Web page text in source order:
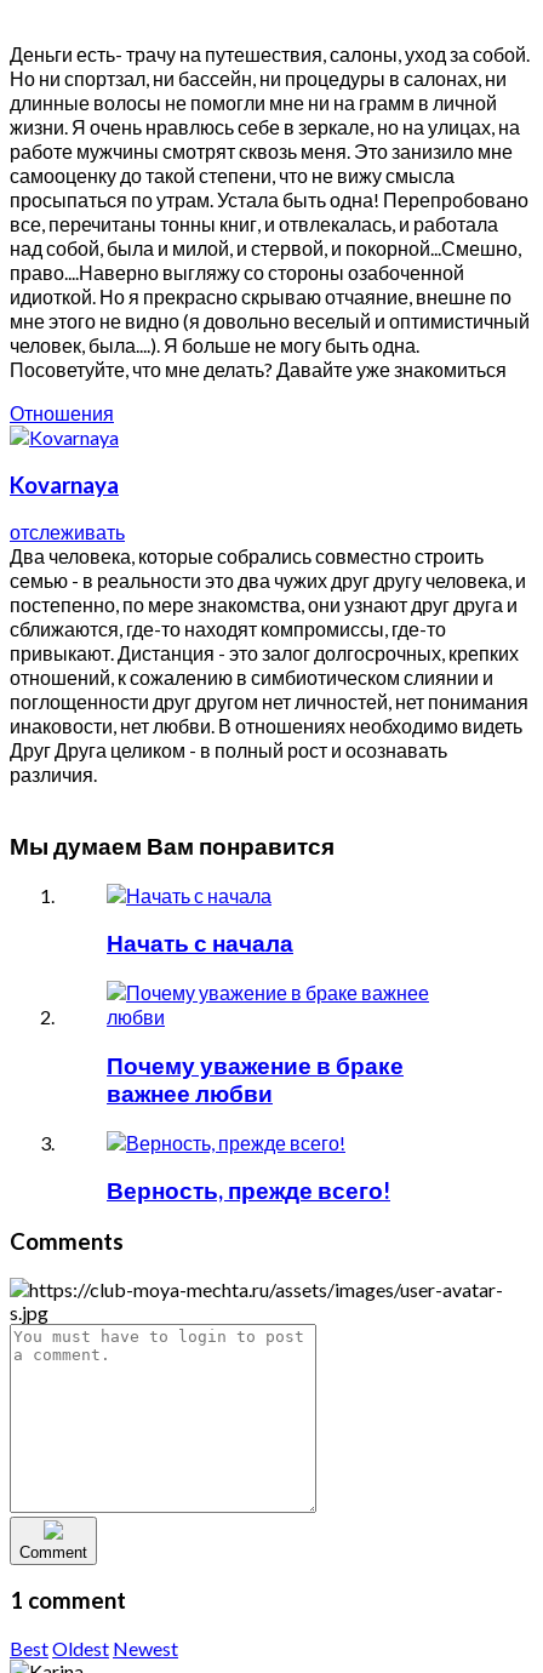
Деньги есть- трачу на путешествия, салоны, уход за собой.
Но ни спортзал, ни бассейн, ни процедуры в салонах, ни
длинные волосы не помогли мне ни на грамм в личной
жизни. Я очень нравлюсь себе в зеркале, но на улицах, на
работе мужчины смотрят сквозь меня. Это занизило мне
самооценку до такой степени, что не вижу смысла
просыпаться по утрам. Устала быть одна! Перепробовано
все, перечитаны тонны книг, и отвлекалась, и работала
над собой, была и милой, и стервой, и покорной...Смешно,
право....Наверно выгляжу со стороны озабоченной
идиоткой. Но я прекрасно скрываю отчаяние, внешне по
мне этого не видно (я довольно веселый и оптимистичный
человек, была....). Я больше не могу быть одна.
Посоветуйте, что мне делать? Давайте уже знакомиться
Отношения
Kovarnaya
отслеживать
Два человека, которые собрались совместно строить
семью - в реальности это два чужих друг другу человека, и
постепенно, по мере знакомства, они узнают друг друга и
сближаются, где-то находят компромиссы, где-то
привыкают. Дистанция - это залог долгосрочных, крепких
отношений, к сожалению в симбиотическом слиянии и
поглощенности друг другом нет личностей, нет понимания
инаковости, нет любви. В отношениях необходимо видеть
Друг Друга целиком - в полный рост и осознавать
различия.
Мы думаем Вам понравится
Начать с начала
Почему уважение в браке
важнее любви
Верность, прежде всего!
Comments
Comment
1 comment
BestOldest Newest